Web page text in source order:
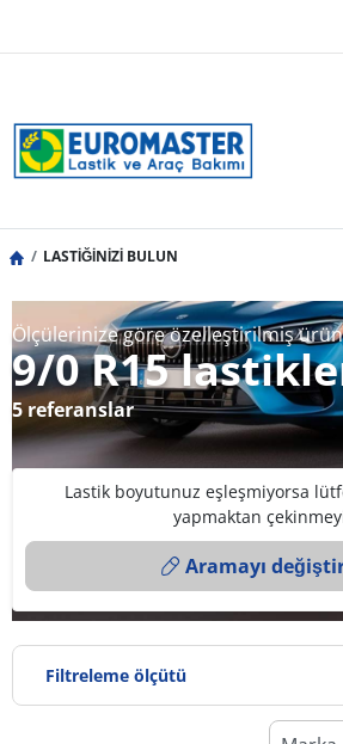
LASTİĞİNİZİ BULUN
Ölçülerinize göre özelleştirilmiş
9/0 R15
5 referanslar
Lastik boyutunuz eşleşmiyorsa
yapmaktan
Aramayı
Filtreleme ölçütü